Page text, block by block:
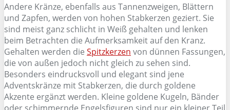
Andere Kränze, ebenfalls aus Tannenzweigen, Blättern
und Zapfen, werden von hohen Stabkerzen geziert. Sie
sind meist ganz schlicht in Weiß gehalten und lenken
beim Betrachten die Aufmerksamkeit auf den Kranz.
Gehalten werden die Spitzkerzen von dünnen Fassungen,
die von außen jedoch nicht gleich zu sehen sind.
Besonders eindrucksvoll und elegant sind jene
Adventskränze mit Stabkerzen, die durch goldene
Akzente ergänzt werden. Kleine goldene Kugeln, Bänder